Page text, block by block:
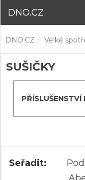
DNO.CZ
DNO.CZ Velké
SUŠIČKY
PŘÍSLUŠENSTVÍ
Seřadit: